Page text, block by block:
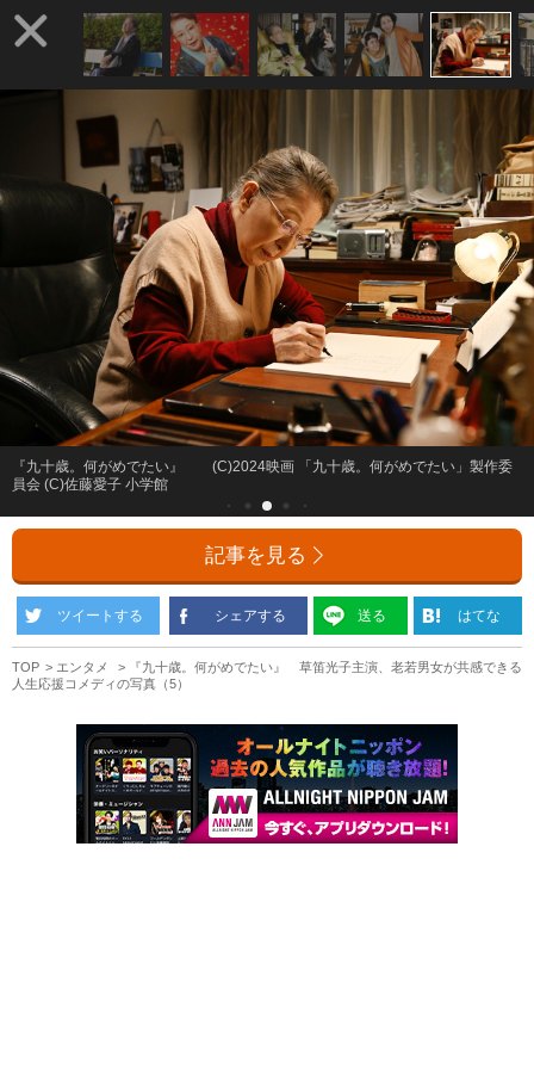
『九十歳。何がめでたい』 (C)2024映画 「九十歳。何がめでたい」製作委
員会 (C)佐藤愛子 小学館
記事を見る
ツイートする シェアする 送る はてな
TOP エンタメ
『九十歳。何がめでたい』 草笛光子主演、老若男女が共感できる
人生応援コメディの写真（5）